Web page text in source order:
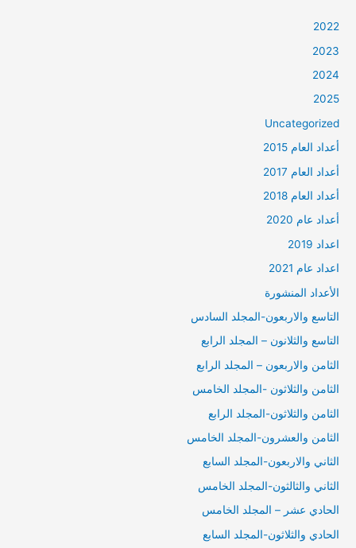
2022
2023
2024
2025
Uncategorized
أعداد العام 2015
أعداد العام 2017
أعداد العام 2018
أعداد عام 2020
اعداد 2019
اعداد عام 2021
الأعداد المنشورة
التاسع والاربعون-المجلد السادس
التاسع والثلانون – المجلد الرابع
الثامن والاربعون – المجلد الرابع
الثامن والثلاثون -المجلد الخامس
الثامن والثلاثون-المجلد الرابع
الثامن والعشرون-المجلد الخامس
الثاني والاربعون-المجلد السابع
الثاني والثالثون-المجلد الخامس
الحادي عشر – المجلد الخامس
الحادي والثلاثون-المجلد السابع